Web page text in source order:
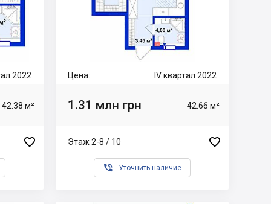
2022
42.38 м²

Цена: IV квартал 2022
1.31 млн грн 42.66 м²
Этаж 2-8 / 10 
 Уточнить наличие